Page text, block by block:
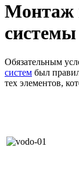
Монтаж
системы
Обязательным
систем был
тех элементов,